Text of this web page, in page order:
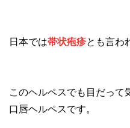
日本では帯状疱疹とも言わ
このヘルペスでも目だって
口唇ヘルペスです。